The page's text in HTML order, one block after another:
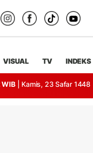
VISUAL TV INDEKS
WIB | Kamis, 23 Safar 1448